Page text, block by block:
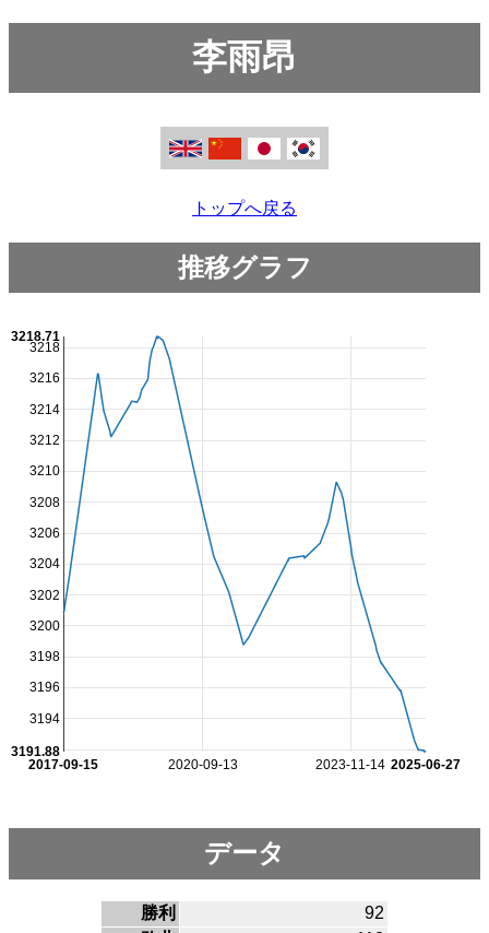
李雨昂
トップへ戻る
推移グラフ
2020-09-13 2023-11-14
2017-09-15 2025-06-27
3194
3196
3198
3200
3202
3204
3206
3208
3210
3212
3214
3216
3218
3191.88
3218.71
データ
勝利
92